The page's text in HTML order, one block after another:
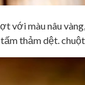
với màu nâu
thảm dệt.